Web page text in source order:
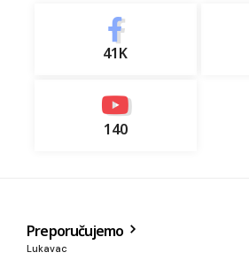
41K
140
Preporučujemo
Lukavac